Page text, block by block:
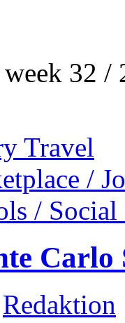
32 /
Travel
/
/
Redaktion